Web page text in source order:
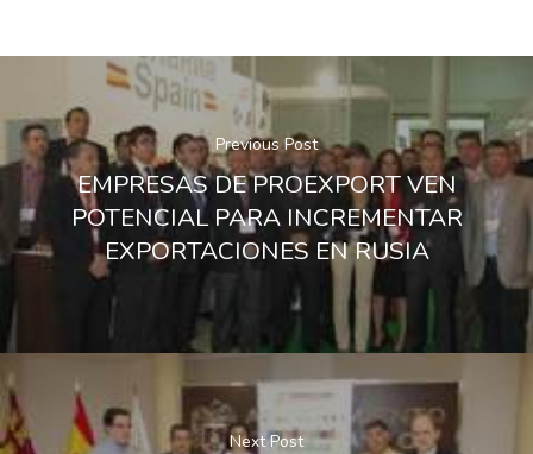
Previous Post
EMPRESAS DE PROEXPORT VEN
POTENCIAL PARA INCREMENTAR
EXPORTACIONES EN RUSIA
Next Post